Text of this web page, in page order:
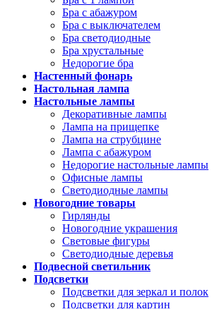
Бра с абажуром
Бра с выключателем
Бра светодиодные
Бра хрустальные
Недорогие бра
Настенный фонарь
Настольная лампа
Настольные лампы
Декоративные лампы
Лампа на прищепке
Лампа на струбцине
Лампа с абажуром
Недорогие настольные лампы
Офисные лампы
Светодиодные лампы
Новогодние товары
Гирлянды
Новогодние украшения
Световые фигуры
Светодиодные деревья
Подвесной светильник
Подсветки
Подсветки для зеркал и полок
Подсветки для картин